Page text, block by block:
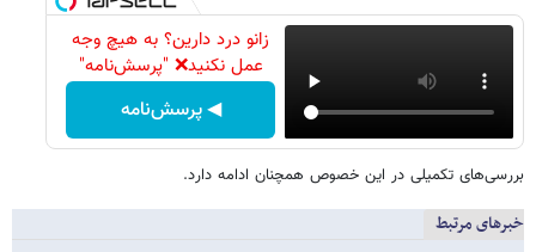
زانو درد دارین؟ به هیچ وجه
عمل نکنید❌ "پرسش‌نامه"
◀ پرسش‌نامه
بررسی‌های تکمیلی در این خصوص همچنان ادامه دارد.
خبرهای مرتبط